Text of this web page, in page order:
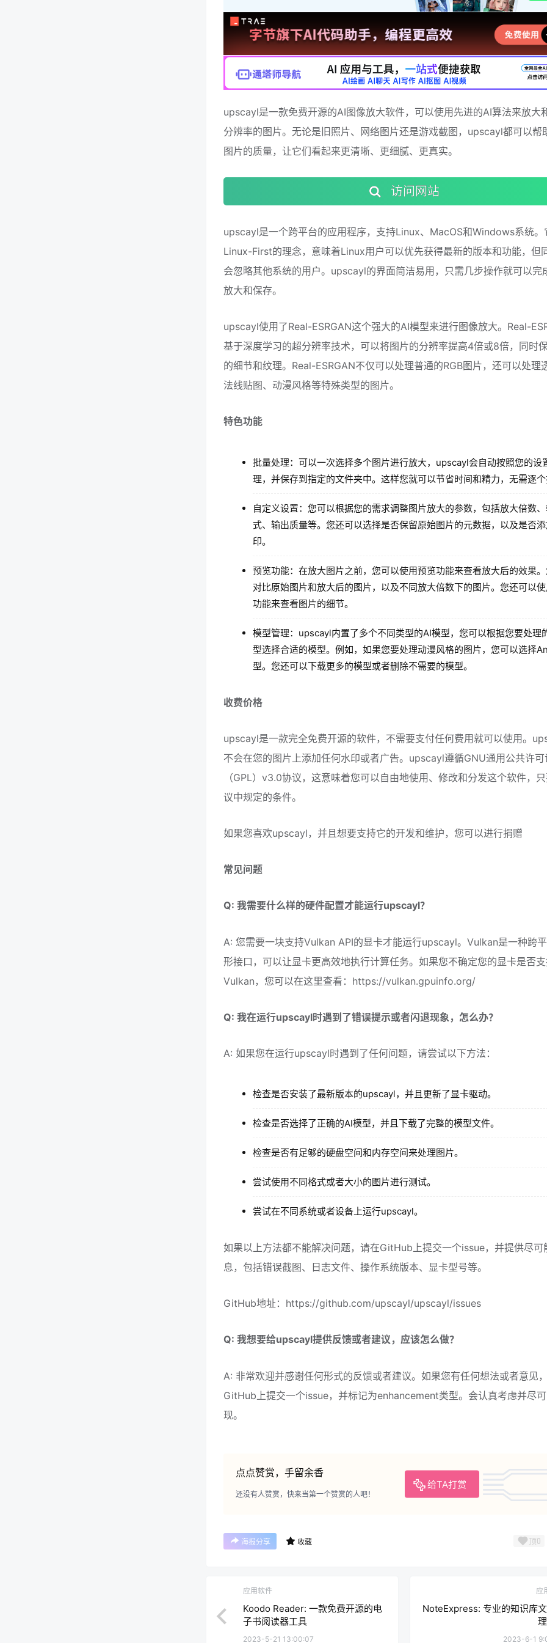
upscayl是一款免费开源的AI图像放大软件，可以使用先进的AI算法来放大
分辨率的图片。无论是旧照片、网络图片还是游戏截图，upscayl都可以帮
图片的质量，让它们看起来更清晰、更细腻、更真实。
访问网站
upscayl是一个跨平台的应用程序，支持Linux、MacOS和Windows系统。
Linux-First的理念，意味着Linux用户可以优先获得最新的版本和功能，但
会忽略其他系统的用户。upscayl的界面简洁易用，只需几步操作就可以完
放大和保存。
upscayl使用了Real-ESRGAN这个强大的AI模型来进行图像放大。Real-
基于深度学习的超分辨率技术，可以将图片的分辨率提高4倍或8倍，同时
的细节和纹理。Real-ESRGAN不仅可以处理普通的RGB图片，还可以处理
法线贴图、动漫风格等特殊类型的图片。
特色功能
批量处理：可以一次选择多个图片进行放大，upscayl会自动按照您的设
理，并保存到指定的文件夹中。这样您就可以节省时间和精力，无需逐个
自定义设置：您可以根据您的需求调整图片放大的参数，包括放大倍数
式、输出质量等。您还可以选择是否保留原始图片的元数据，以及是否
印。
预览功能：在放大图片之前，您可以使用预览功能来查看放大后的效果
对比原始图片和放大后的图片，以及不同放大倍数下的图片。您还可以
功能来查看图片的细节。
模型管理：upscayl内置了多个不同类型的AI模型，您可以根据您要处理
型选择合适的模型。例如，如果您要处理动漫风格的图片，您可以选择
型。您还可以下载更多的模型或者删除不需要的模型。
收费价格
upscayl是一款完全免费开源的软件，不需要支付任何费用就可以使用。
不会在您的图片上添加任何水印或者广告。upscayl遵循GNU通用公共许可
（GPL）v3.0协议，这意味着您可以自由地使用、修改和分发这个软件，
议中规定的条件。
如果您喜欢upscayl，并且想要支持它的开发和维护，您可以进行捐赠
常见问题
Q: 我需要什么样的硬件配置才能运行upscayl？
A: 您需要一块支持Vulkan API的显卡才能运行upscayl。Vulkan是一种跨
形接口，可以让显卡更高效地执行计算任务。如果您不确定您的显卡是否
Vulkan，您可以在这里查看：https://vulkan.gpuinfo.org/
Q: 我在运行upscayl时遇到了错误提示或者闪退现象，怎么办？
A: 如果您在运行upscayl时遇到了任何问题，请尝试以下方法：
检查是否安装了最新版本的upscayl，并且更新了显卡驱动。
检查是否选择了正确的AI模型，并且下载了完整的模型文件。
检查是否有足够的硬盘空间和内存空间来处理图片。
尝试使用不同格式或者大小的图片进行测试。
尝试在不同系统或者设备上运行upscayl。
如果以上方法都不能解决问题，请在GitHub上提交一个issue，并提供尽可
息，包括错误截图、日志文件、操作系统版本、显卡型号等。
GitHub地址：https://github.com/upscayl/upscayl/issues
Q: 我想要给upscayl提供反馈或者建议，应该怎么做？
A: 非常欢迎并感谢任何形式的反馈或者建议。如果您有任何想法或者意见
GitHub上提交一个issue，并标记为enhancement类型。会认真考虑并尽
现。
点点赞赏，手留余香
给TA打赏
还没有人赞赏，快来当第一个赞赏的人吧！
海报分享 收藏 顶0
应用软件
Koodo Reader: 一款免费开源的电
子书阅读器工具
2023-5-21 13:00:07
应
NoteExpress: 专业的知识库
2023-6-1